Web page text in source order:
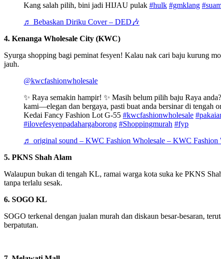
Kang salah pilih, bini jadi HIJAU pulak #hulk #gmklang
♬ Bebaskan Diriku Cover – DED🎶
4. Kenanga Wholesale City (KWC)
Syurga shopping bagi peminat fesyen! Kalau nak cari baju kurung
jauh.
@kwcfashionwholesale
✨ Raya semakin hampir! ✨ Masih belum pilih baju Raya
kami—elegan dan bergaya, pasti buat anda bersinar di tengah
Kedai Fancy Fashion Lot G-55 #kwcfashionwholesale
#ilovefesyenpadahargaborong #Shoppingmurah #fyp
♬ original sound – KWC Fashion Wholesale – KWC Fashion
5. PKNS Shah Alam
Walaupun bukan di tengah KL, ramai warga kota suka ke PKNS
tanpa terlalu sesak.
6. SOGO KL
SOGO terkenal dengan jualan murah dan diskaun besar-besaran,
berpatutan.